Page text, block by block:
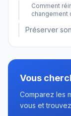
Comment
changement
Préserver
Vous
Comparez les
vous et